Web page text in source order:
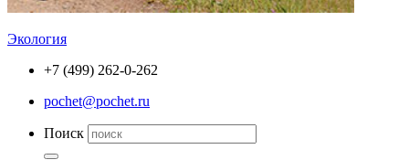
Экология
+7 (499) 262-0-262
pochet@pochet.ru
Поиск